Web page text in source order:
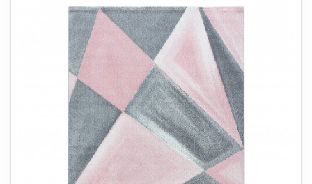
BØRNEMØBLER
KONTORMØBLER
HAVEMØBLER